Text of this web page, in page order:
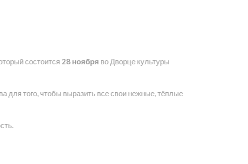
состоится 28 ноября во Дворце культуры
для того, чтобы выразить все свои нежные, тёплые